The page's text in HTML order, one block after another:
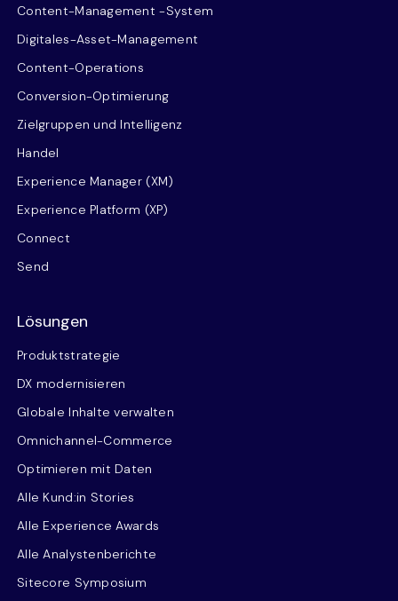
Content-Management -System
Digitales-Asset-Management
Content-Operations
Conversion-Optimierung
Zielgruppen und Intelligenz
Handel
Experience Manager (XM)
Experience Platform (XP)
Connect
Send
Lösungen
Produktstrategie
DX modernisieren
Globale Inhalte verwalten
Omnichannel-Commerce
Optimieren mit Daten
Alle Kund:in Stories
Alle Experience Awards
Alle Analystenberichte
Sitecore Symposium